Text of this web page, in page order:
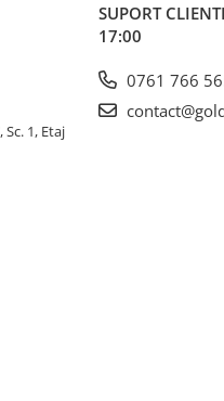
1, Etaj
SUPORT CLIENTI
17:00
0761 766